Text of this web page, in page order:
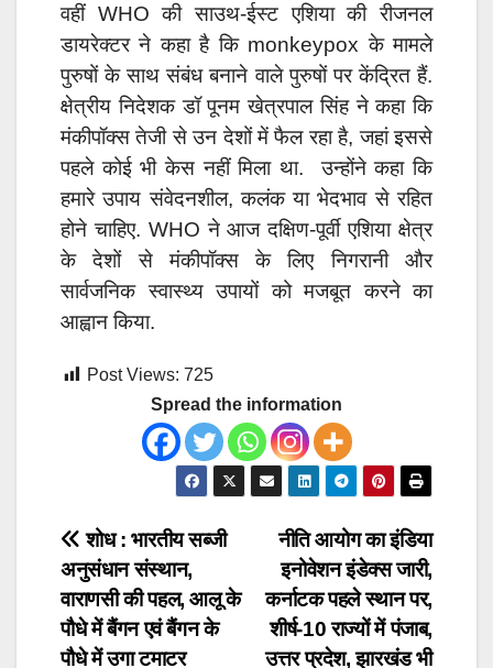
वहीं WHO की साउथ-ईस्ट एशिया की रीजनल
डायरेक्टर ने कहा है कि monkeypox के मामले
पुरुषों के साथ संबंध बनाने वाले पुरुषों पर केंद्रित हैं.
क्षेत्रीय निदेशक डॉ पूनम खेत्रपाल सिंह ने कहा कि
मंकीपॉक्स तेजी से उन देशों में फैल रहा है, जहां इससे
पहले कोई भी केस नहीं मिला था. उन्होंने कहा कि
हमारे उपाय संवेदनशील, कलंक या भेदभाव से रहित
होने चाहिए. WHO ने आज दक्षिण-पूर्वी एशिया क्षेत्र
के देशों से मंकीपॉक्स के लिए निगरानी और
सार्वजनिक स्वास्थ्य उपायों को मजबूत करने का
आह्वान किया.
Post Views: 725
Spread the information
Post
navigation
नीति आयोग का इंडिया
इनोवेशन इंडेक्स जारी,
कर्नाटक पहले स्थान पर,
शीर्ष-10 राज्यों में पंजाब,
उत्तर प्रदेश, झारखंड भी
शोध : भारतीय सब्जी
अनुसंधान संस्थान,
वाराणसी की पहल, आलू के
पौधे में बैंगन एवं बैंगन के
पौधे में उगा टमाटर